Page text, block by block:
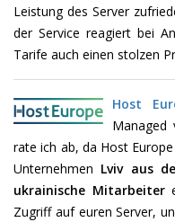
Leistung des Server
der Service reagiert bei
Tarife auch einen stolzen
Host
Managed
rate ich ab, da Host
Unternehmen Lviv aus
ukrainische Mitarbeiter
Zugriff auf euren Server,